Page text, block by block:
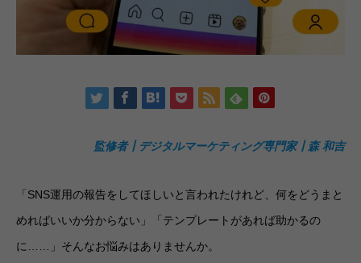
監修者┃デジタルマーケティング専門家┃森 和吉
「SNS運用の報告をしてほしいと言われたけれど、何をどうまと
めればいいか分からない」「テンプレートがあれば助かるの
に……」そんなお悩みはありませんか。